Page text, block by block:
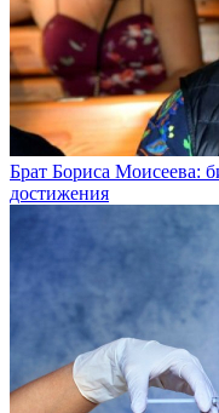
Брат Бориса Моисеева:
достижения